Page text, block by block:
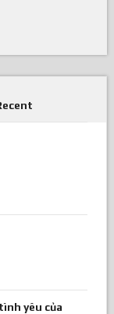
yêu của